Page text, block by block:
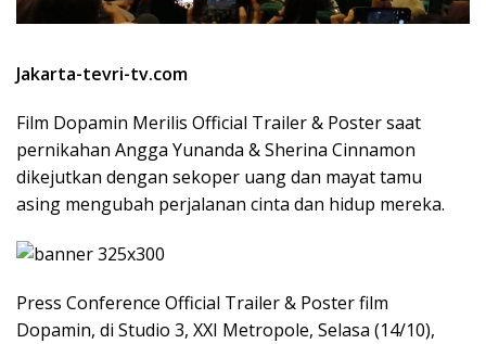
Jakarta-tevri-tv.com
Film Dopamin Merilis Official Trailer & Poster saat
pernikahan Angga Yunanda & Sherina Cinnamon
dikejutkan dengan sekoper uang dan mayat tamu
asing mengubah perjalanan cinta dan hidup mereka.
Press Conference Official Trailer & Poster film
Dopamin, di Studio 3, XXI Metropole, Selasa (14/10),